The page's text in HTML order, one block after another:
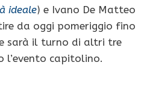
ideale) e Ivano De Matteo
da oggi pomeriggio fino
sarà il turno di altri tre
l’evento capitolino.